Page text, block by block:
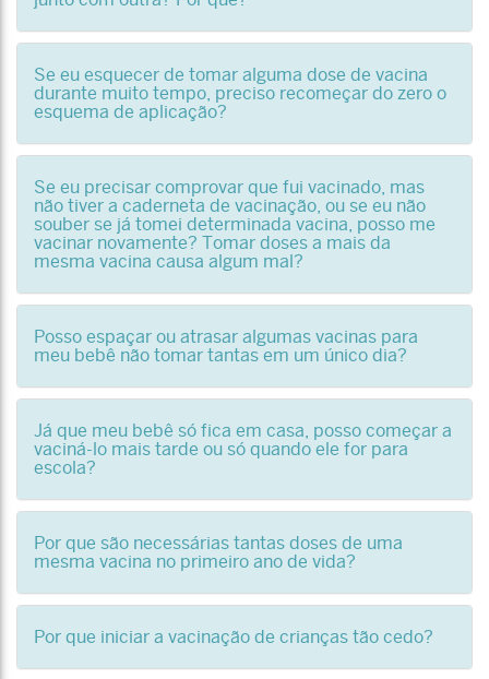
Se eu esquecer de tomar alguma dose de vacina
durante muito tempo, preciso recomeçar do zero o
esquema de aplicação?
Se eu precisar comprovar que fui vacinado, mas
não tiver a caderneta de vacinação, ou se eu não
souber se já tomei determinada vacina, posso me
vacinar novamente? Tomar doses a mais da
mesma vacina causa algum mal?
Posso espaçar ou atrasar algumas vacinas para
meu bebê não tomar tantas em um único dia?
Já que meu bebê só fica em casa, posso começar a
vaciná-lo mais tarde ou só quando ele for para
escola?
Por que são necessárias tantas doses de uma
mesma vacina no primeiro ano de vida?
Por que iniciar a vacinação de crianças tão cedo?